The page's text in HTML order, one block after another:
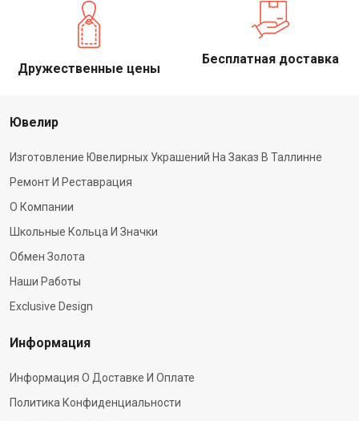
Дружественные цены
Бесплатная доставка
Ювелир
Изготовление Ювелирных Украшений На Заказ В Таллинне
Ремонт И Реставрация
О Компании
Школьные Кольца И Значки
Обмен Золота
Наши Работы
Exclusive Design
Информация
Информация О Доставке И Оплате
Политика Конфиденциальности